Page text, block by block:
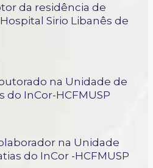
da residência de
Sirio Libanês de
na Unidade de
do InCor-HCFMUSP
na Unidade
do InCor -HCFMUSP